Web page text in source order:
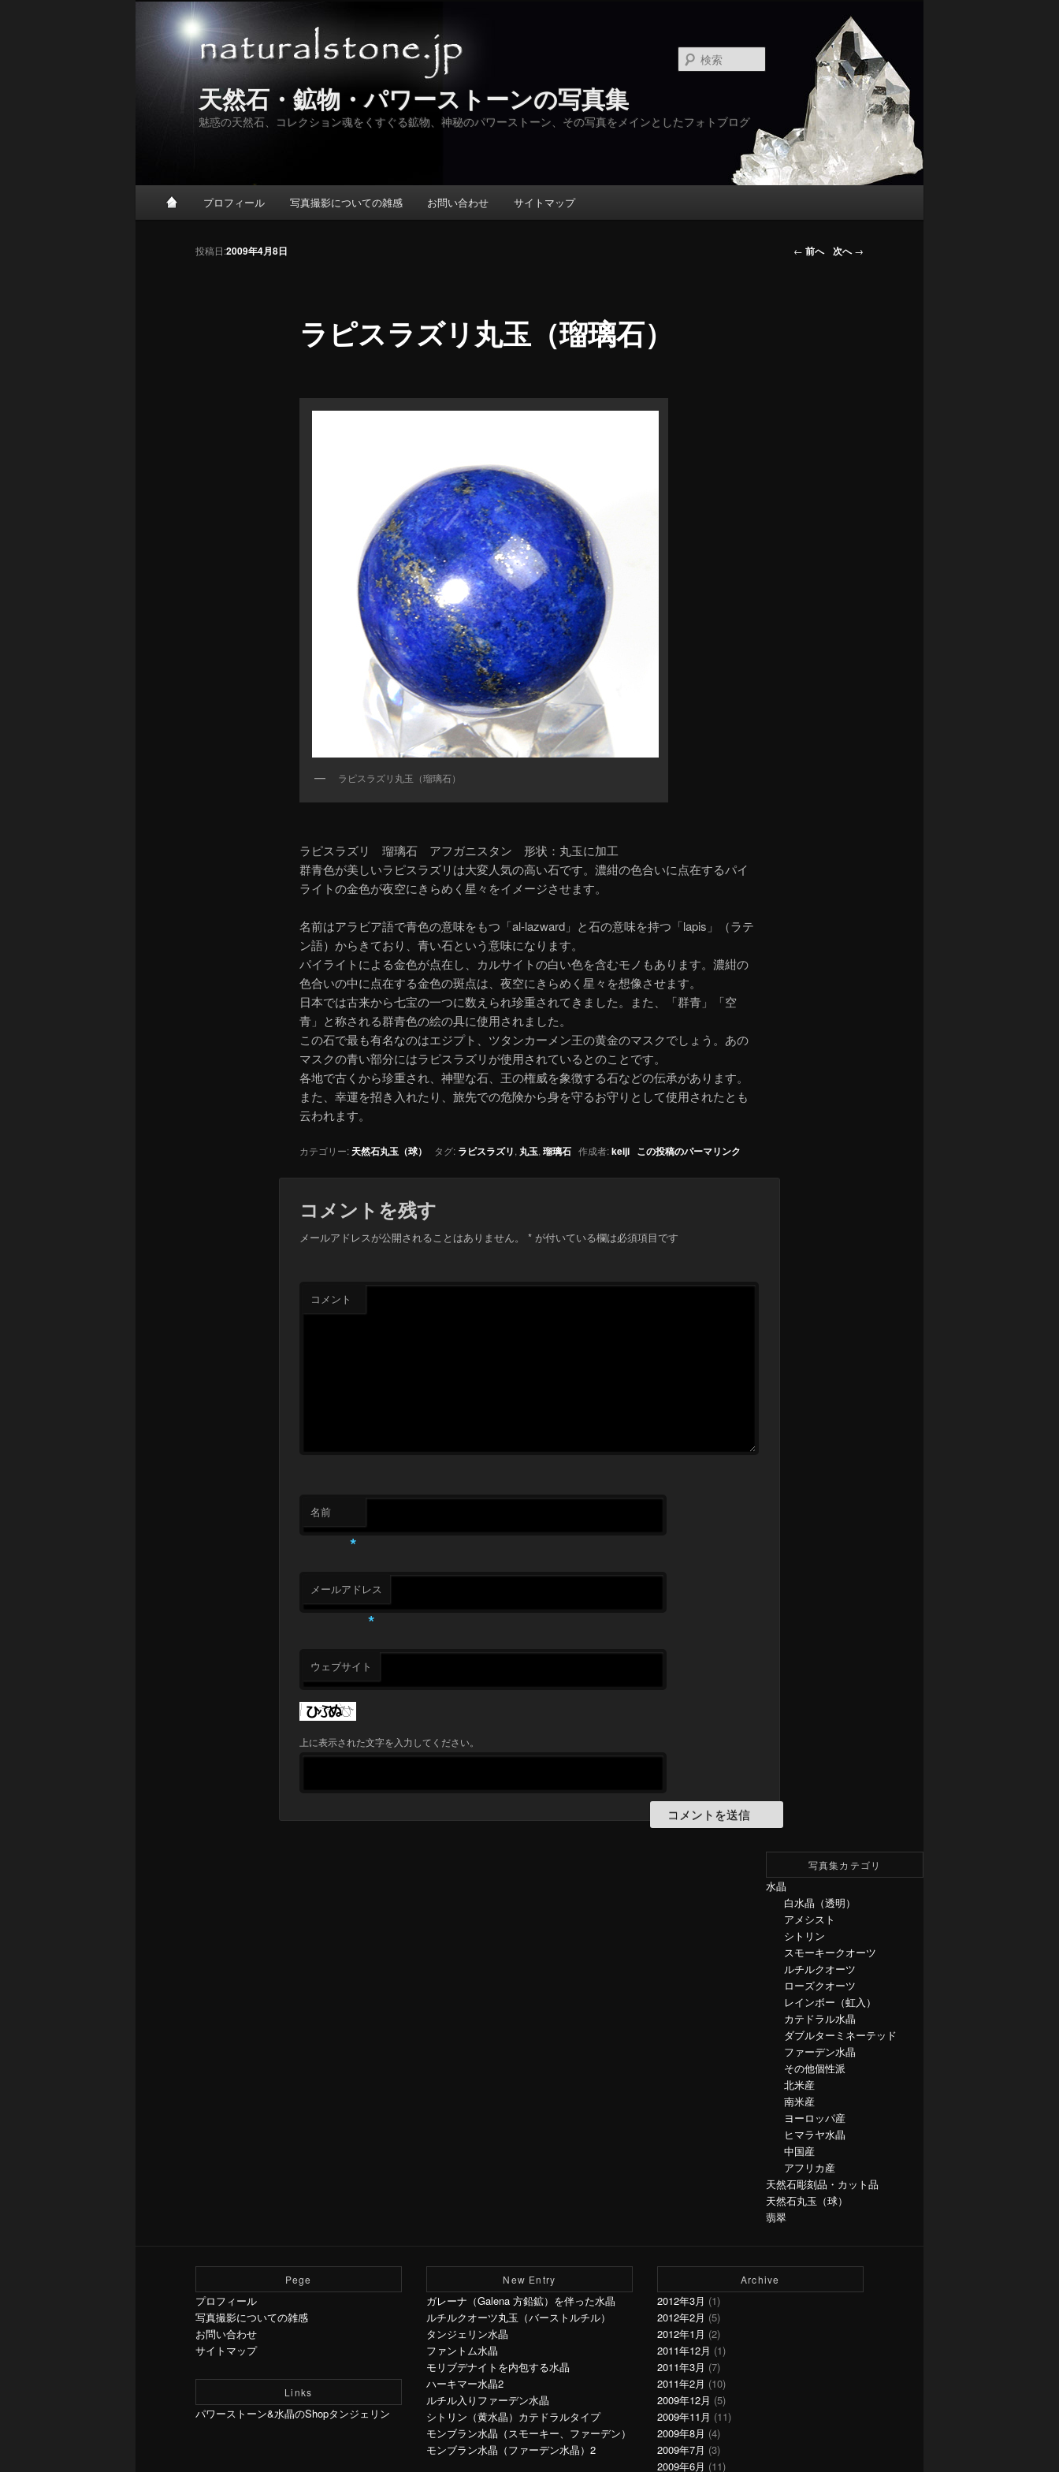
天然石・鉱物・パワーストーンの写真集
魅惑の天然石、コレクション魂をくすぐる鉱物、神秘のパワーストーン、その写真をメインとしたフォトブログ
メインメニュー
メインコンテンツへ移動
サブコンテンツへ移動
プロフィール 写真撮影についての雑感 お問い合わせ サイトマップ
投稿ナビゲーション ← 前へ 次へ→
ラピスラズリ丸玉（瑠璃石）
投稿日:2009年4月8日
ラピスラズリ丸玉（瑠璃石）
ラピスラズリ 瑠璃石 アフガニスタン 形状：丸玉に加工
群青色が美しいラピスラズリは大変人気の高い石です。濃紺の色合いに点在するパイ
ライトの金色が夜空にきらめく星々をイメージさせます。
名前はアラビア語で青色の意味をもつ「al-lazward」と石の意味を持つ「lapis」（ラテ
ン語）からきており、青い石という意味になります。
パイライトによる金色が点在し、カルサイトの白い色を含むモノもあります。濃紺の
色合いの中に点在する金色の斑点は、夜空にきらめく星々を想像させます。
日本では古来から七宝の一つに数えられ珍重されてきました。また、「群青」「空
青」と称される群青色の絵の具に使用されました。
この石で最も有名なのはエジプト、ツタンカーメン王の黄金のマスクでしょう。あの
マスクの青い部分にはラピスラズリが使用されているとのことです。
各地で古くから珍重され、神聖な石、王の権威を象徴する石などの伝承があります。
また、幸運を招き入れたり、旅先での危険から身を守るお守りとして使用されたとも
云われます。
カテゴリー: 天然石丸玉（球） タグ: ラピスラズリ, 丸玉, 瑠璃石作成者:keiji この投稿のパーマリンク
コメントを残す
メールアドレスが公開されることはありません。 *が付いている欄は必須項目です
コメント
名前
*
メールアドレス
*
ウェブサイト
上に表示された文字を入力してください。
写真集カテゴリ
水晶
白水晶（透明）
アメシスト
シトリン
スモーキークオーツ
ルチルクオーツ
ローズクオーツ
レインボー（虹入）
カテドラル水晶
ダブルターミネーテッド
ファーデン水晶
その他個性派
北米産
南米産
ヨーロッパ産
ヒマラヤ水晶
中国産
アフリカ産
天然石彫刻品・カット品
天然石丸玉（球）
翡翠
Pege
プロフィール
写真撮影についての雑感
お問い合わせ
サイトマップ
Links
パワーストーン&水晶のShopタンジェリン
New Entry
ガレーナ（Galena 方鉛鉱）を伴った水晶
ルチルクオーツ丸玉（バーストルチル）
タンジェリン水晶
ファントム水晶
モリブデナイトを内包する水晶
ハーキマー水晶2
ルチル入りファーデン水晶
シトリン（黄水晶）カテドラルタイプ
モンブラン水晶（スモーキー、ファーデン）
モンブラン水晶（ファーデン水晶）2
Archive
2012年3月 (1)
2012年2月 (5)
2012年1月 (2)
2011年12月 (1)
2011年3月 (7)
2011年2月 (10)
2009年12月 (5)
2009年11月 (11)
2009年8月 (4)
2009年7月 (3)
2009年6月 (11)